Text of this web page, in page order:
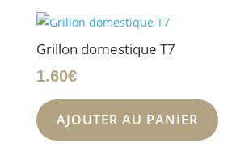
Grillon domestique T7
1.60€
AJOUTER AU PANIER